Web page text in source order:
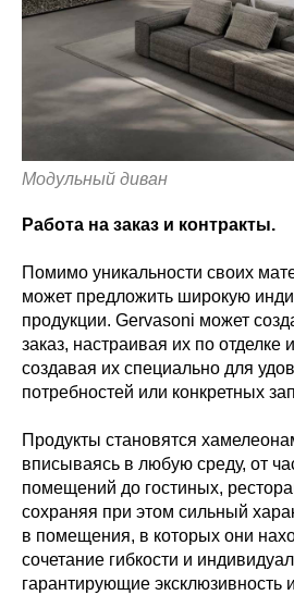
Модульный диван
Работа на заказ и контракты.
Помимо уникальности своих
может предложить широкую
продукции. Gervasoni может
заказ, настраивая их по отделке
создавая их специально для
потребностей или конкретных
Продукты становятся
вписываясь в любую среду, от
помещений до гостиных,
сохраняя при этом сильный
в помещения, в которых они
сочетание гибкости и
гарантирующие эксклюзивность